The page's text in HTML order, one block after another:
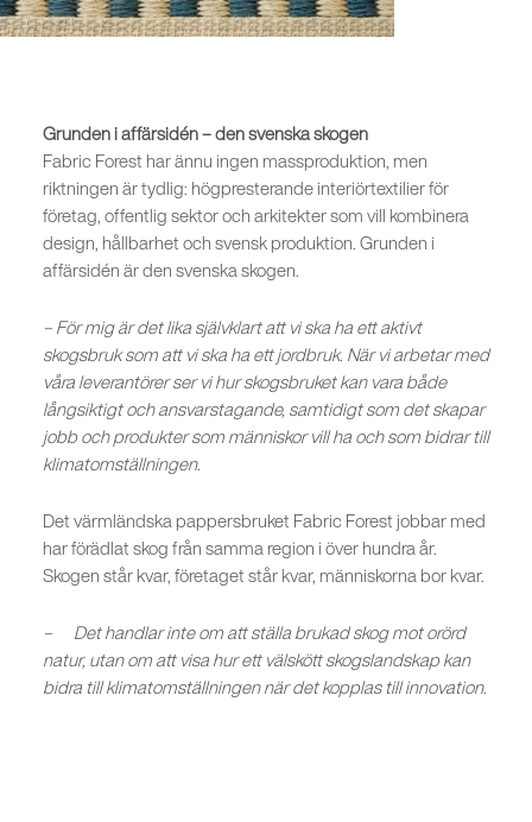
Grunden i affärsidén – den svenska skogen
Fabric Forest har ännu ingen massproduktion, men
riktningen är tydlig: högpresterande interiörtextilier för
företag, offentlig sektor och arkitekter som vill kombinera
design, hållbarhet och svensk produktion. Grunden i
affärsidén är den svenska skogen.
– För mig är det lika självklart att vi ska ha ett aktivt
skogsbruk som att vi ska ha ett jordbruk. När vi arbetar med
våra leverantörer ser vi hur skogsbruket kan vara både
långsiktigt och ansvarstagande, samtidigt som det skapar
jobb och produkter som människor vill ha och som bidrar till
klimatomställningen.
Det värmländska pappersbruket Fabric Forest jobbar med
har förädlat skog från samma region i över hundra år.
Skogen står kvar, företaget står kvar, människorna bor kvar.
– Det handlar inte om att ställa brukad skog mot orörd
natur, utan om att visa hur ett välskött skogslandskap kan
bidra till klimatomställningen när det kopplas till innovation.